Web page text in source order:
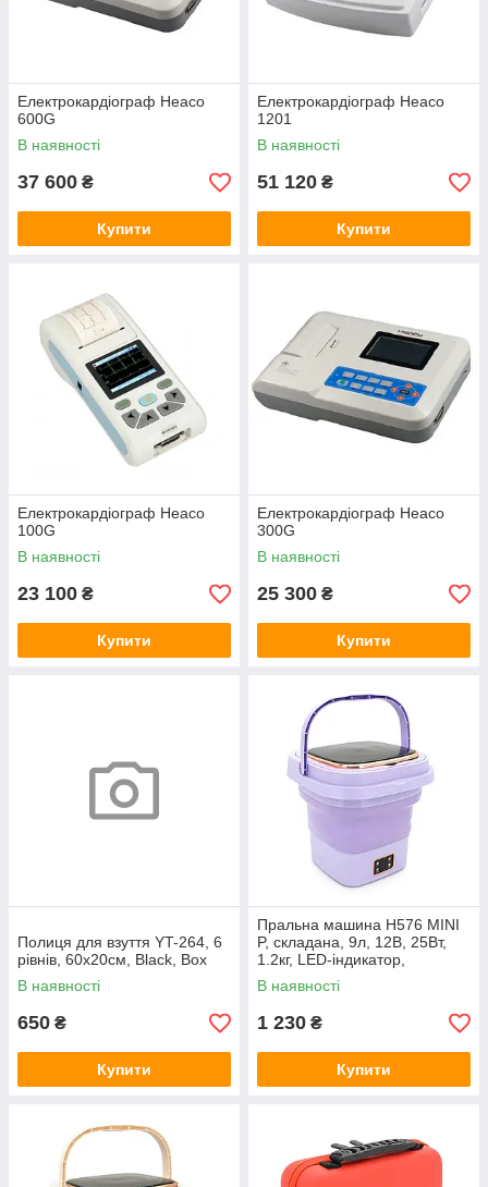
Електрокардіограф Heaco
600G
В наявності
37 600 ₴
Купити
Електрокардіограф Heaco
1201
В наявності
51 120 ₴
Купити
Електрокардіограф Heaco
100G
В наявності
23 100 ₴
Купити
Електрокардіограф Heaco
300G
В наявності
25 300 ₴
Купити
Полиця для взуття YT-264, 6
рівнів, 60х20см, Black, Box
В наявності
650 ₴
Купити
Пральна машина H576 MINI
P, складана, 9л, 12В, 25Вт,
1.2кг, LED-індикатор,
електронне управління,
29,5*29,5(14.5)мм, пластик,
В наявності
1 230 ₴
Купити